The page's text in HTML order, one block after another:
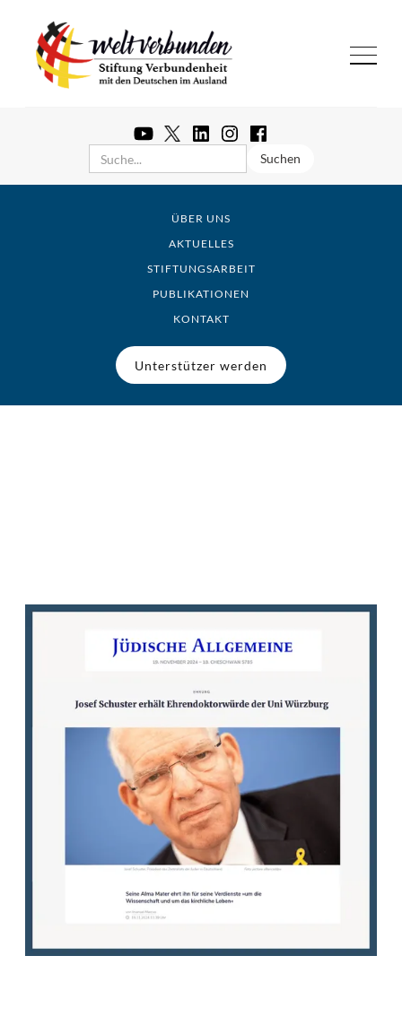
ÜBER UNS
AKTUELLES
STIFTUNGSARBEIT
PUBLIKATIONEN
KONTAKT
Unterstützer werden